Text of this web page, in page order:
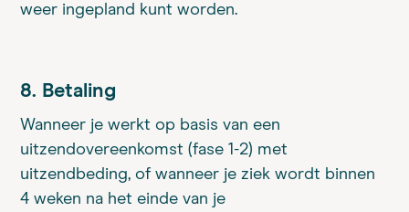
weer ingepland kunt worden.
8. Betaling
Wanneer je werkt op basis van een
uitzendovereenkomst (fase 1-2) met
uitzendbeding, of wanneer je ziek wordt binnen
4 weken na het einde van je